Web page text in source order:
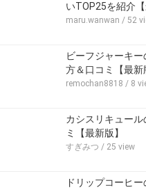
いTOP25を紹介【
maru.wanwan / 52
ビーフジャーキ
方＆口コミ【最新
remochan8818 / 8
カシスリキュー
ミ【最新版】
すぎみつ / 25 view
ドリップコーヒ